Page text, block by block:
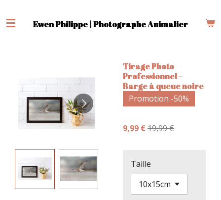
au
Ewen Philippe | Photographe Animalier
Tirage Photo
Professionnel –
Barge à queue noire
Promotion -50%
9,99 €19,99 €
Taille